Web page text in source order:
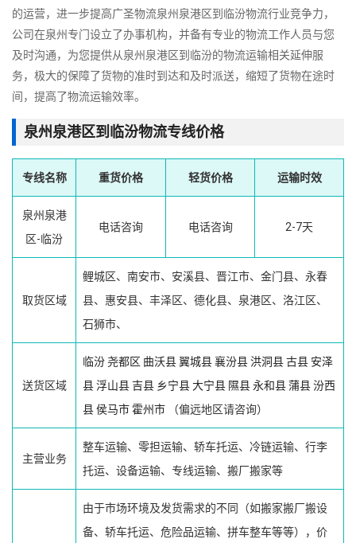
的运营，进一步提高广圣物流泉州泉港区到临汾物流行业竞争力，
公司在泉州专门设立了办事机构，并备有专业的物流工作人员与您
及时沟通，为您提供从泉州泉港区到临汾的物流运输相关延伸服
务，极大的保障了货物的准时到达和及时派送，缩短了货物在途时
间，提高了物流运输效率。
泉州泉港区到临汾物流专线价格
专线名称 重货价格 轻货价格 运输时效
泉州泉港
区-临汾
电话咨询 电话咨询 2-7天
取货区域
鲤城区、南安市、安溪县、晋江市、金门县、永春
县、惠安县、丰泽区、德化县、泉港区、洛江区、
石狮市、
送货区域
临汾 尧都区 曲沃县翼城县襄汾县洪洞县古县 安泽
县浮山县吉县 乡宁县大宁县 隰县永和县蒲县汾西
县侯马市 霍州市 （偏远地区请咨询）
主营业务
整车运输、零担运输、轿车托运、冷链运输、行李
托运、设备运输、专线运输、搬厂搬家等
由于市场环境及发货需求的不同（如搬家搬厂搬设
备、轿车托运、危险品运输、拼车整车等等），价